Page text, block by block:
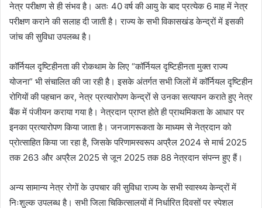
नेत्र परीक्षण से ही संभव है। अतः 40 वर्ष की आयु के बाद प्रत्येक 6 माह में नेत्र
परीक्षण कराने की सलाह दी जाती है। राज्य के सभी विकासखंड केन्द्रों में इसकी
जांच की सुविधा उपलब्ध है।
कॉर्नियल दृष्टिहीनता की रोकथाम के लिए “कॉर्नियल दृष्टिहीनता मुक्त राज्य
योजना” भी संचालित की जा रही है। इसके अंतर्गत सभी जिलों में कॉर्नियल दृष्टिहीन
रोगियों की पहचान कर, नेत्र प्रत्यारोपण केन्द्रों से उनका सत्यापन कराते हुए नेत्र
बैंक में पंजीयन कराया गया है। नेत्रदान प्राप्त होते ही प्राथमिकता के आधार पर
इनका प्रत्यारोपण किया जाता है। जनजागरूकता के माध्यम से नेत्रदान को
प्रोत्साहित किया जा रहा है, जिसके परिणामस्वरूप अप्रैल 2024 से मार्च 2025
तक 263 और अप्रैल 2025 से जून 2025 तक 88 नेत्रदान संपन्न हुए हैं।
अन्य सामान्य नेत्र रोगों के उपचार की सुविधा राज्य के सभी स्वास्थ्य केन्द्रों में
निःशुल्क उपलब्ध है। सभी जिला चिकित्सालयों में निर्धारित दिवसों पर स्पेशल